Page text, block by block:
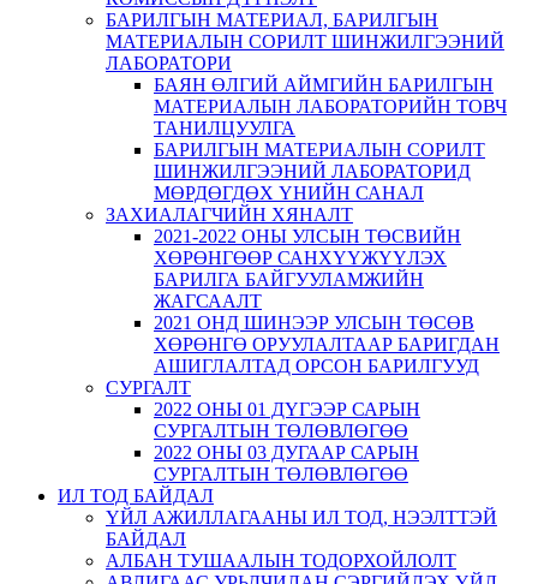
БАРИЛГЫН МАТЕРИАЛ, БАРИЛГЫН
МАТЕРИАЛЫН СОРИЛТ ШИНЖИЛГЭЭНИЙ
ЛАБОРАТОРИ
БАЯН ӨЛГИЙ АЙМГИЙН БАРИЛГЫН
МАТЕРИАЛЫН ЛАБОРАТОРИЙН ТОВЧ
ТАНИЛЦУУЛГА
БАРИЛГЫН МАТЕРИАЛЫН СОРИЛТ
ШИНЖИЛГЭЭНИЙ ЛАБОРАТОРИД
МӨРДӨГДӨХ ҮНИЙН САНАЛ
ЗАХИАЛАГЧИЙН ХЯНАЛТ
2021-2022 ОНЫ УЛСЫН ТӨСВИЙН
ХӨРӨНГӨӨР САНХҮҮЖҮҮЛЭХ
БАРИЛГА БАЙГУУЛАМЖИЙН
ЖАГСААЛТ
2021 ОНД ШИНЭЭР УЛСЫН ТӨСӨВ
ХӨРӨНГӨ ОРУУЛАЛТААР БАРИГДАН
АШИГЛАЛТАД ОРСОН БАРИЛГУУД
СУРГАЛТ
2022 ОНЫ 01 ДҮГЭЭР САРЫН
СУРГАЛТЫН ТӨЛӨВЛӨГӨӨ
2022 ОНЫ 03 ДУГААР САРЫН
СУРГАЛТЫН ТӨЛӨВЛӨГӨӨ
ИЛ ТОД БАЙДАЛ
ҮЙЛ АЖИЛЛАГААНЫ ИЛ ТОД, НЭЭЛТТЭЙ
БАЙДАЛ
АЛБАН ТУШААЛЫН ТОДОРХОЙЛОЛТ